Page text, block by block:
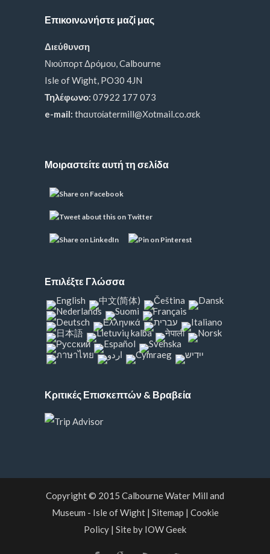
Επικοινωνήστε μαζί μας
Διεύθυνση
Νιούπορτ Δρόμου, Calbourne
Isle of Wight, PO30 4JN
Τηλέφωνο: 07922 177 073
e-mail: thαυτοίatermill@Χοtmail.co.σεk
Μοιραστείτε αυτή τη σελίδα
Επιλέξτε Γλώσσα
Κριτικές Επισκεπτών & Βραβεία
Copyright © 2015 Calbourne Water Mill and
Museum - Isle of Wight| Sitemap | Cookie
Policy | Site by IOW Geek